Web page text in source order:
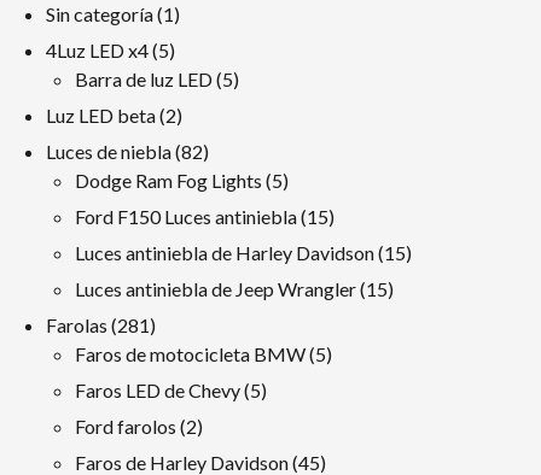
Sin categoría 11
producto
4Luz LED x4 55
productos
Barra de luz LED 55
Luz LED beta 22
productos
Luces de niebla 8282
productos
Dodge Ram Fog Lights 55
productos
Ford F150 Luces antiniebla 1515
productos
Luces antiniebla de Harley Davidson 1515
Luces antiniebla de Jeep Wrangler 1515
Farolas 281281
productos
Faros de motocicleta BMW 55
Faros LED de Chevy 55
Ford farolos 22
productos
Faros de Harley Davidson 4545